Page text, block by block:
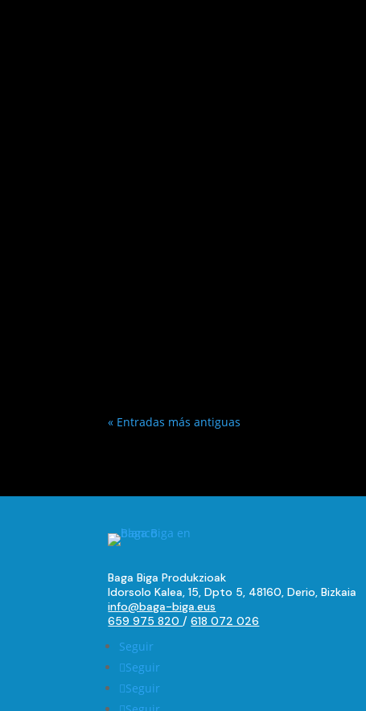
« Entradas más antiguas
Baga Biga Produkzioak
Idorsolo Kalea, 15, Dpto 5, 48160, Derio, Bizkaia
info@baga-biga.eus
659 975 820/618 072 026
Seguir
Seguir
Seguir